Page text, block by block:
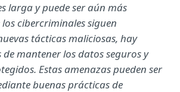
larga y puede ser aún más
cibercriminales siguen
tácticas maliciosas, hay
mantener los datos seguros y
Estas amenazas pueden ser
buenas prácticas de